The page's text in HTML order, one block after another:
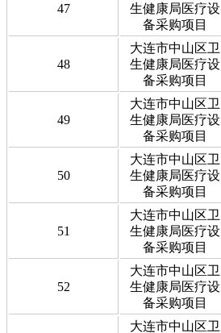
47
生健康局医疗设
备采购项目
48
大连市中山区卫
生健康局医疗设
备采购项目
49
大连市中山区卫
生健康局医疗设
备采购项目
50
大连市中山区卫
生健康局医疗设
备采购项目
51
大连市中山区卫
生健康局医疗设
备采购项目
52
大连市中山区卫
生健康局医疗设
备采购项目
大连市中山区卫